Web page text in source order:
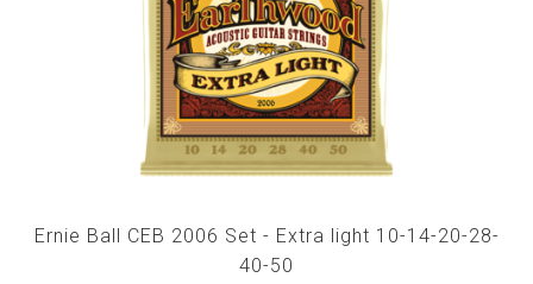
Ernie Ball CEB 2006 Set - Extra light 10-14-20-28-
40-50